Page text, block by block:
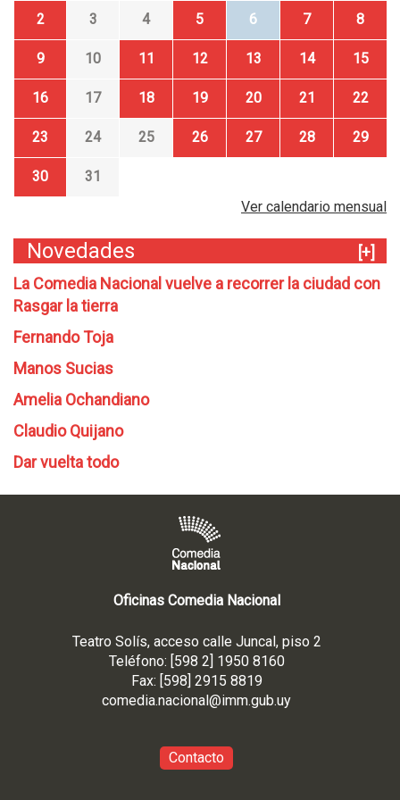
2 3 4 5 6 7 8
9 10 11 12 13 14 15
16 17 18 19 20 21 22
23 24 25 26 27 28 29
30
31
Ver calendario mensual
Novedades
[+]
La Comedia Nacional vuelve a recorrer la ciudad con
Rasgar la tierra
Fernando Toja
Manos Sucias
Amelia Ochandiano
Claudio Quijano
Dar vuelta todo
Oficinas Comedia Nacional
Teatro Solís, acceso calle Juncal, piso 2
Teléfono: [598 2] 1950 8160
Fax: [598] 2915 8819
comedia.nacional@imm.gub.uy
Contacto